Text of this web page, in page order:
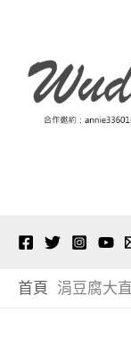
首頁 涓豆腐大